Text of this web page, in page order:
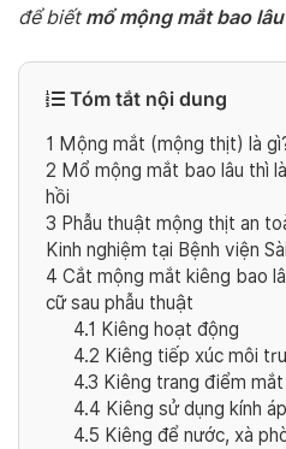
để biết mổ mộng mắt bao
Tóm tắt nội dung
1 Mộng mắt (mộng thịt) là
2 Mổ mộng mắt bao lâu thì
hồi
3 Phẫu thuật mộng thịt an
Kinh nghiệm tại Bệnh viện
4 Cắt mộng mắt kiêng bao
cữ sau phẫu thuật
4.1 Kiêng hoạt động
4.2 Kiêng tiếp xúc môi
4.3 Kiêng trang điểm mắt
4.4 Kiêng sử dụng kính
4.5 Kiêng để nước, xà